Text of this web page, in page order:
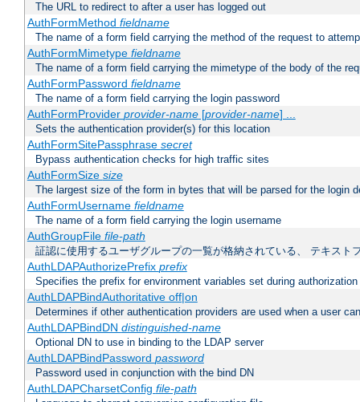
The URL to redirect to after a user has logged out
AuthFormMethod fieldname
The name of a form field carrying the method of the request to
AuthFormMimetype fieldname
The name of a form field carrying the mimetype of the body of the
AuthFormPassword fieldname
The name of a form field carrying the login password
AuthFormProvider provider-name[provider-name] ...
Sets the authentication provider(s) for this location
AuthFormSitePassphrase secret
Bypass authentication checks for high traffic sites
AuthFormSize size
The largest size of the form in bytes that will be parsed for the login
AuthFormUsername fieldname
The name of a form field carrying the login username
AuthGroupFile file-path
証認に使用するユーザグループの一覧が格納されている、 テキスト
AuthLDAPAuthorizePrefix prefix
Specifies the prefix for environment variables set during authorization
AuthLDAPBindAuthoritative off|on
Determines if other authentication providers are used when a user
AuthLDAPBindDN distinguished-name
Optional DN to use in binding to the LDAP server
AuthLDAPBindPassword password
Password used in conjunction with the bind DN
AuthLDAPCharsetConfig file-path